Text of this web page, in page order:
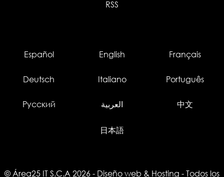
RSS
Español English Français
Deutsch Italiano Português
Русский العربية 中文
日本語
© Área25 IT S.C.A 2026 - Diseño web & Hosting - Todos los